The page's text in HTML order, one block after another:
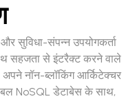
सुविधा-संपन्न उपयोगकर्ता
सहजता से इंटरैक्ट करने वाले
नॉन-ब्लॉकिंग आर्किटेक्चर
NoSQL डेटाबेस के साथ,